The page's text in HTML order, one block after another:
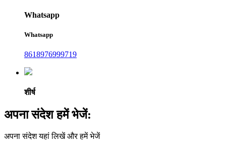
Whatsapp
Whatsapp
8618976999719
शीर्ष
अपना संदेश हमें भेजें:
अपना संदेश यहां लिखें और हमें भेजें